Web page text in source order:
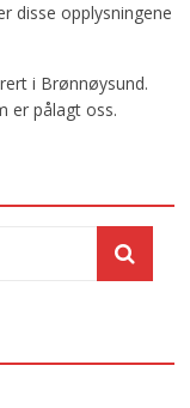
disse opplysningene
i Brønnøysund.
er pålagt oss.